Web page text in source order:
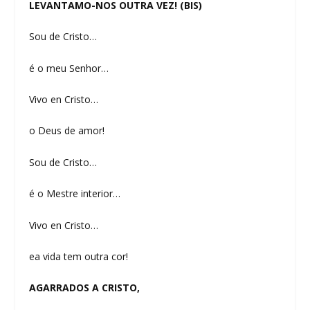
LEVANTAMO-NOS OUTRA VEZ! (BIS)
Sou de Cristo…
é o meu Senhor…
Vivo en Cristo…
o Deus de amor!
Sou de Cristo…
é o Mestre interior…
Vivo en Cristo…
ea vida tem outra cor!
AGARRADOS A CRISTO,